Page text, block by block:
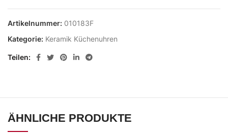
Artikelnummer: 010183F
Kategorie: Keramik Küchenuhren
Teilen
ÄHNLICHE PRODUKTE